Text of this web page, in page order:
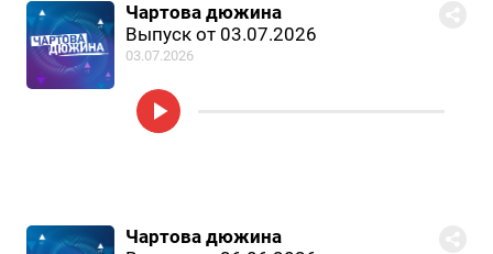
Чартова дюжина
Выпуск от 03.07.2026
03.07.2026
Чартова дюжина